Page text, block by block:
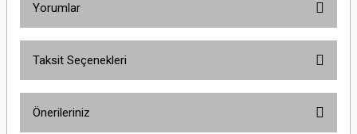
Yorumlar
Taksit Seçenekleri
Önerileriniz